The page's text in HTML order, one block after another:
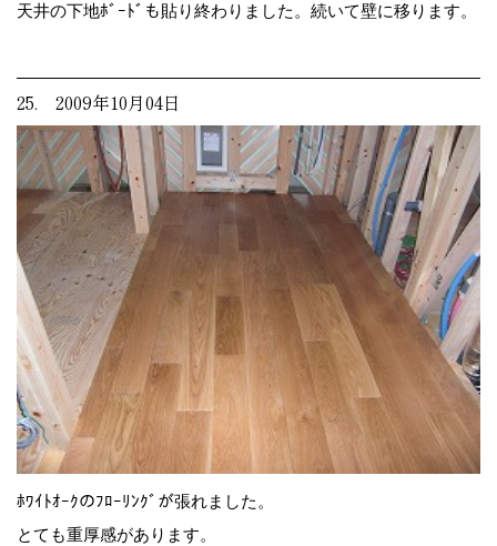
天井の下地ﾎﾞｰﾄﾞも貼り終わりました。続いて壁に移ります。
25. 2009年10月04日
ﾎﾜｲﾄｵｰｸのﾌﾛｰﾘﾝｸﾞが張れました。
とても重厚感があります。